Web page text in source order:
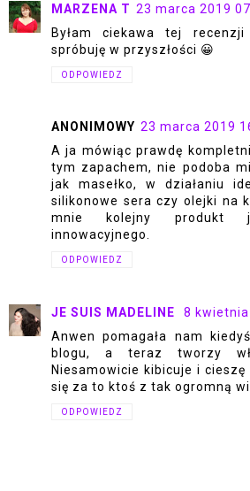
MARZENA T 23 marca 2019
Byłam ciekawa tej
spróbuję w przyszłości 😀
ODPOWIEDZ
ANONIMOWY 23 marca 2019
A ja mówiąc prawdę
tym zapachem, nie podoba
jak masełko, w działaniu
silikonowe sera czy olejki na
mnie kolejny produkt
innowacyjnego.
ODPOWIEDZ
JE SUIS MADELINE
8
Anwen pomagała nam
blogu, a teraz tworzy
Niesamowicie kibicuje i cieszę
się za to ktoś z tak ogromną
ODPOWIEDZ